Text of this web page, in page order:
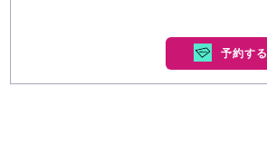
予約する